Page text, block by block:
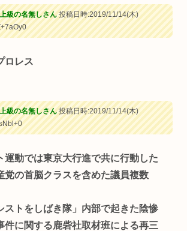
級の名無しさん投稿日時:2019/11/14(木)
ロレス
級の名無しさん投稿日時:2019/11/14(木)
運動では東京大行進で共に行動した
党の首脳クラスを含めた議員複数
ストをしばき隊」内部で起きた陰惨
件に関する鹿砦社取材班による再三